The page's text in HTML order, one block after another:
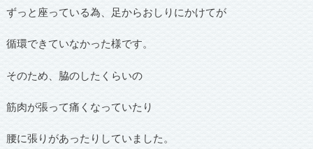
ずっと座っている為、足からおしりにかけてが
循環できていなかった様です。
そのため、脇のしたくらいの
筋肉が張って痛くなっていたり
腰に張りがあったりしていました。